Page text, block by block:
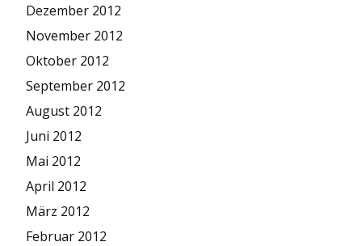
Dezember 2012
November 2012
Oktober 2012
September 2012
August 2012
Juni 2012
Mai 2012
April 2012
März 2012
Februar 2012